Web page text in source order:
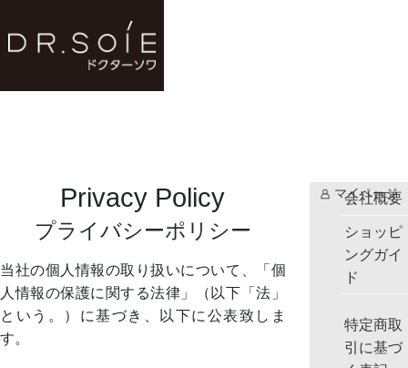
マイページ
Privacy Policy
プライバシーポリシー
当社の個人情報の取り扱いについて、「個
人情報の保護に関する法律」（以下「法」
という。）に基づき、以下に公表致しま
す。
会社概要
ショッピ
ングガイ
ド
特定商取
引に基づ